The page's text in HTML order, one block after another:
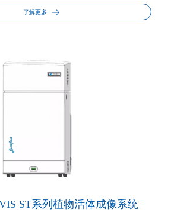
了解更多
ST系列植物活体成像系统